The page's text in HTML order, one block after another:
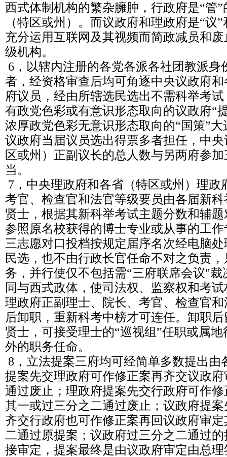
西式体制机构的繁杂臃肿，行政府是“管
（特区或州）。而议政府和理政府是“议
充分运用互联网及其视频而简政减员和
级机构。
6，以辖内注册的各党各派各社团教派身
者，经资格审查后均可角逐中央议政府
府议员，经由所辖选民选出不需科举考
有政党色彩或有意识形态取向的议政府“
浓厚政党色彩无意识形态取向的“国策”
议政府当届议员选出得票多者担任，中
区或州）正副议长的总人数与另两府参
当。
7，中央理政府和各省（特区或州）理政
考官、检查官和法官等级要员由各届新
贤士，根据其新科举考试主题分数和辅
参照原名校获得的博士专业或从事的工
三志愿对口投档按规定届序名次经电脑
民选，也不由行政长官任命不对之负责
务，并行使仅不包括需“三府联席会议"
同与西式政体，使司法权、监察权和考
理政府正副理士、院长、考官、检查官
后卸职，重新科考中榜才可连任。卸职
贤士，可接受理士的“巡视组”任职或属
外的职务任命。
8，立法提案三府均可经简单多数提出由
提案先交理政府可作修正案再齐交议政
通过废止；理政府提案先交行政府可作
其一或过三分之二通过废止；议政府提
齐交行政府也可作修正案再回议政府审
二通过原提案；议政府过三分之二通过
接审定，提案最终是由议政府审定由总